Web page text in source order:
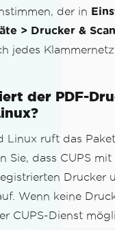
der in
> Drucker &
jedes
der PDF-
Linux ruft das Paket
Sie, dass CUPS mit
Drucker
Wenn keine
CUPS-Dienst